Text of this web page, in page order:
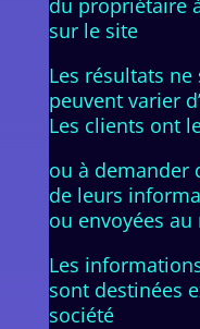
du propriétaire
sur le site
Les résultats
peuvent varier
Les clients ont
ou à demander
de leurs
ou envoyées
Les
sont destinées
société